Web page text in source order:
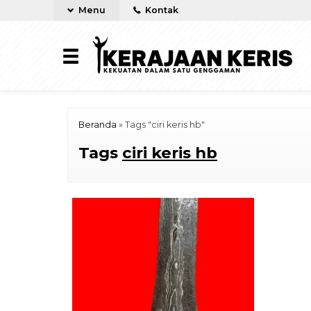
Menu Kontak
Beranda » Tags "ciri keris hb"
Tags ciri keris hb